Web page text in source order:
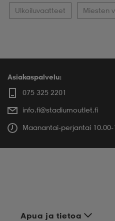
Ulkoiluvaatteet Miesten
Asiakaspalvelu:
075 325 2201
info.fi@stadiumoutlet.fi
Maanantai-perjantai 10.00-
Apua ja tietoa